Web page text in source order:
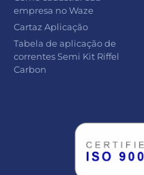
empresa no Waze
Cartaz Aplicação
Tabela de aplicação de
correntes Semi Kit Riffel
Carbon